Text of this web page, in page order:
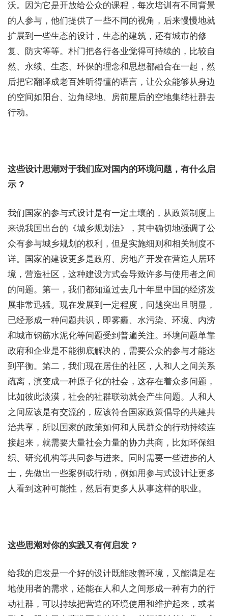
沃。因为它是开放给公众的课程，每次培训有不同背景
的人参与，他们提供了一些不同的视角，后来慢慢地就
扩展到一些生态的设计，生态的建筑，还有城市的修
复、防灾等等。朴门把各行各业觉得可持续的，比较自
然、永续、生态、环保的理念和思想都融合在一起，然
后把它翻译成老百姓听得懂的语言，让公众能够从身边
的空间如阳台、边角绿地、房前屋后的空地集结社群去
行动。
这些设计思潮对于我们应对国内的环境问题，有什么启
示 ?
我们国家的参与式设计是有一定土壤的，从政策制度上
来说我国出台的《城乡规划法》，其中确切地强调了公
众有参与城乡规划的权利，但是实施细则和相关制度不
详。国家的建设更多是政府、房地产开发在营造人居环
境，营造社区，这种建设方式会导致许多与使用者之间
的问题。第一，我们都知道过去几十年里中国的经济发
展非常迅猛。现在发展到一定程度，问题突出且明显，
已经形成一种问题共识，即雾霾、水污染、环境、内涝
和城市钢筋水泥化等问题受到普遍关注。环境问题单靠
政府和企业是不能彻底解决的，需要公众的参与才能达
到平衡。第二，我们现在居住的社区，人和 人之间关系
疏离，演变成一种原子化的社会，这存在着众多问题，
比如彼此淡漠，社会的社群联动就会产生问题。人和人
之间应该是有交流的，应该符合国家政策倡导的共建共
治共享，所以国家的政策如何和人民群众的行动持续连
接起来，就需要大量社会力量的协力共商，比如环保组
织、研究机构等共同参与进来。同时需要一些进步的人
士，先做出一些案例或行动，例如用参与式设计让更多
人看到这种可能性，然后有更多人从事这样的职业。
这些思潮对你的实践又有何启发 ?
给我的启发是一个好的设计既能改善环境，又能满足在
地使用者的需求，还能在人和人之间形成一种有力的行
动社群，可以持续把营造的环境使用和维护起来，或者